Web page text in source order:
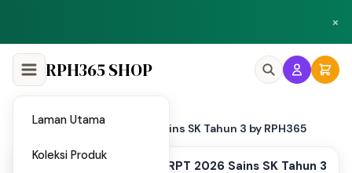
×
Laman Utama
Koleksi Produk
RPH365 SHOP
Home RPH & RPT 2026 Sains SK Tahun 3 by RPH365
RPH & RPT 2026 Sains SK Tahun 3